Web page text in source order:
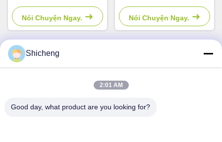
Player Máy bán hàng dành
cho trẻ em
Nói Chuyện Ngay.
quà tặng cho trung tâm giải
trí
Nói Chuyện Ngay.
Phòng 101, số 13 Weimin Middle Road, thị trấn Nancun.
Shicheng
2:01 AM
Good day, what product are you looking for?